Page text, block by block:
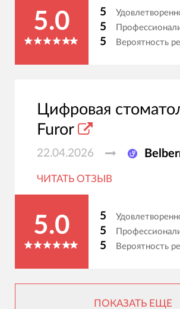
5.0 5
5
5 Вероятность
Цифровая
Furor
22.04.2026
ЧИТАТЬ ОТЗЫВ
5.0 5
5
5 Вероятность
ПОКАЗАТЬ ЕЩЕ